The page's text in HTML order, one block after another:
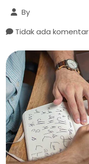
By
Tidak ada komentar